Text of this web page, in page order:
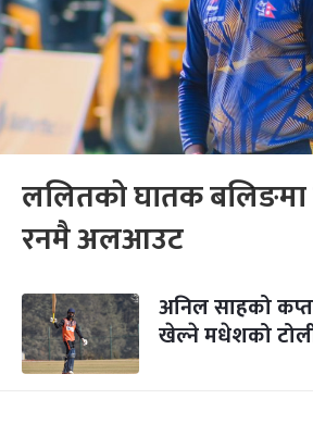
ललितको घातक
रनमै अलआउट
अनिल साहको
खेल्ने मधेशको